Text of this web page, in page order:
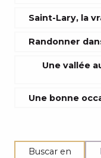
Saint-Lary, la
Randonner
Une vallée
Une bonne